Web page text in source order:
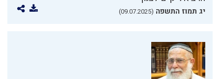
יג תמוז התשפה (09.07.2025)